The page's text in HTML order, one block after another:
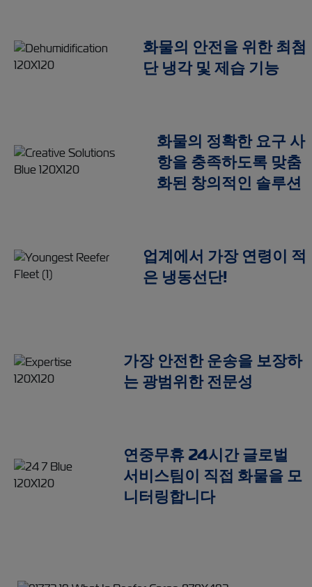
화물의 안전을 위한 최첨
단 냉각 및 제습 기능
화물의 정확한 요구 사
항을 충족하도록 맞춤
화된 창의적인 솔루션
업계에서 가장 연령이 적
은 냉동선단!
가장 안전한 운송을 보장하
는 광범위한 전문성
연중무휴 24시간 글로벌
서비스팀이 직접 화물을 모
니터링합니다